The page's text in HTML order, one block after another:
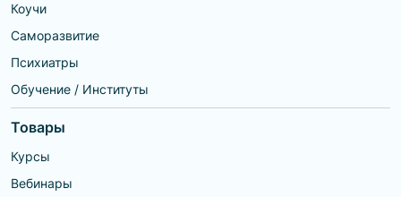
Коучи
Саморазвитие
Психиатры
Обучение / Институты
Товары
Курсы
Вебинары